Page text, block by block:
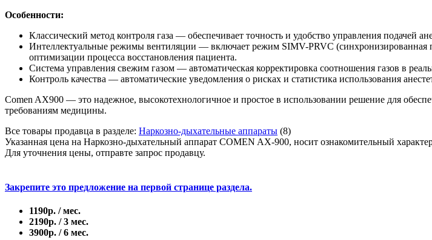
Особенности:
Классический метод контроля газа — обеспечивает точность и удобство управления подачей
Интеллектуальные режимы вентиляции — включает режим SIMV-PRVC (синхронизированная
оптимизации процесса восстановления пациента.
Система управления свежим газом — автоматическая корректировка соотношения газов в
Контроль качества — автоматические уведомления о рисках и статистика использования
Comen AX900 — это надежное, высокотехнологичное и простое в использовании решение для
требованиям медицины.
Все товары продавца в разделе: Наркозно-дыхательные аппараты (8)
Указанная цена на Наркозно-дыхательный аппарат COMEN AX-900, носит ознакомительный
Для уточнения цены, отправте запрос продавцу.
Закрепите это предложение на первой странице раздела.
1190р. / мес.
2190р. / 3 мес.
3900р. / 6 мес.